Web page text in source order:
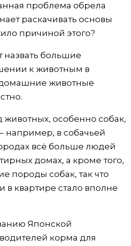
проблема обрела
раскачивать основы
причиной этого?
назвать большие
к животным в
животные
животных, особенно собак,
например, в собачьей
всё больше людей
домах, а кроме того,
породы собак, так что
в квартире стало вполне
Японской
корма для